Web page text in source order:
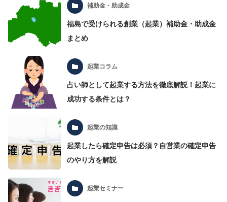
補助金・助成金
福島で受けられる創業（起業）補助金・助成金
まとめ
起業コラム
占い師として起業する方法を徹底解説！起業に
成功する条件とは？
起業の知識
起業したら確定申告は必須？自営業の確定申告
のやり方を解説
起業セミナー